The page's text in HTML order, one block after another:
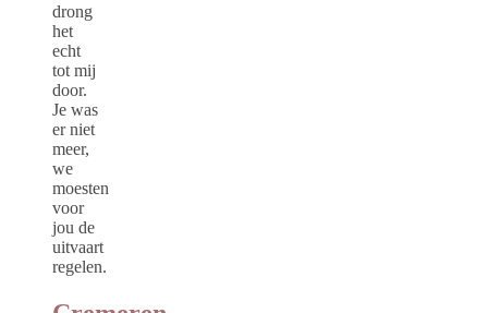
drong
het
echt
tot mij
door.
Je was
er niet
meer,
we
moesten
voor
jou de
uitvaart
regelen.